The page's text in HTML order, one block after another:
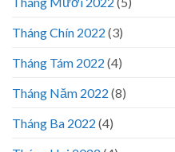
Tháng Chín 2022 (3)
Tháng Tám 2022 (4)
Tháng Năm 2022 (8)
Tháng Ba 2022 (4)